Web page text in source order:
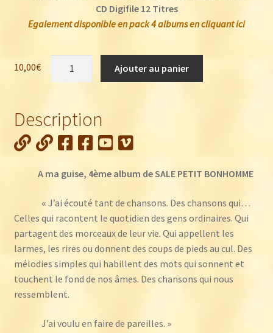
CD Digifile 12 Titres
Egalement disponible en pack 4 albums en cliquant ici
10,00€
Bonhomme
:
Ajouter au panier
Description
A ma guise, 4ème album de SALE PETIT BONHOMME
« J’ai écouté tant de chansons. Des chansons qui…
Celles qui racontent le quotidien des gens ordinaires. Qui
partagent des morceaux de leur vie. Qui appellent les
larmes, les rires ou donnent des coups de pieds au cul. Des
mélodies simples qui habillent des mots qui sonnent et
touchent le fond de nos âmes. Des chansons qui nous
ressemblent.
J’ai voulu en faire de pareilles. »